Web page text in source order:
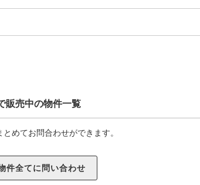
販売中の物件一覧
めてお問合わせができます。